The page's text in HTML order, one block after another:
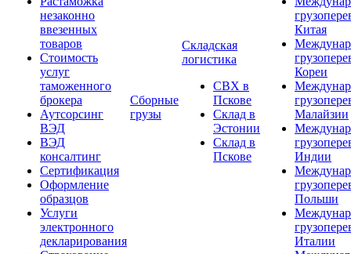
незаконно
ввезенных
товаров
Стоимость
услуг
таможенного
брокера
Аутсорсинг
ВЭД
ВЭД
консалтинг
Сертификация
Оформление
образцов
Услуги
электронного
декларирования
Сборные
грузы
Складская
логистика
СВХ в
Пскове
Склад в
Эстонии
Склад в
Пскове
Китая
Кореи
Малайзии
Индии
Польши
Италии